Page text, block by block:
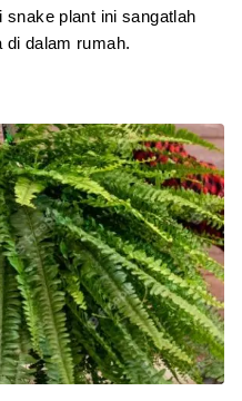
snake plant ini sangatlah
di dalam rumah.